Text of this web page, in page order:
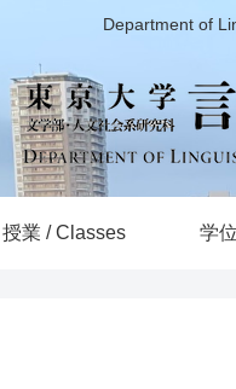
Department of
授業 / Classes 学